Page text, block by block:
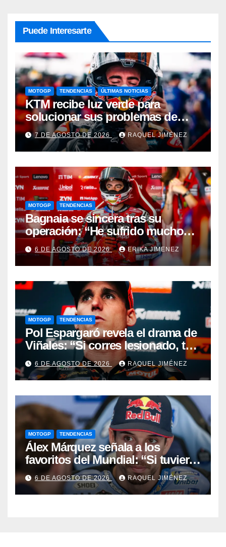
Puede Interesarte
MOTOGP TENDENCIAS ÚLTIMAS NOTICIAS
KTM recibe luz verde para
solucionar sus problemas de
motor: una gran noticia para
Pedro Acosta
7 DE AGOSTO DE 2026 RAQUEL JIMÉNEZ
MOTOGP TENDENCIAS
Bagnaia se sincera tras su
operación: “He sufrido mucho
durante el último año y medio”
6 DE AGOSTO DE 2026 ERIKA JIMENEZ
MOTOGP TENDENCIAS
Pol Espargaró revela el drama de
Viñales: “Si corres lesionado, te
juzgan; si no corres,
desapareces”
6 DE AGOSTO DE 2026 RAQUEL JIMÉNEZ
MOTOGP TENDENCIAS
Álex Márquez señala a los
favoritos del Mundial: “Si tuviera
que apostar mi dinero, ya sabéis
por quién sería”
6 DE AGOSTO DE 2026 RAQUEL JIMÉNEZ